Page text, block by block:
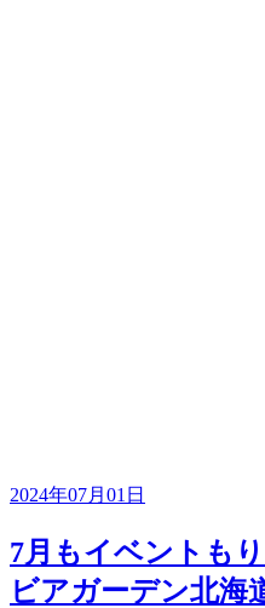
2024年07月01日
7月もイベントも
ビアガーデン北海